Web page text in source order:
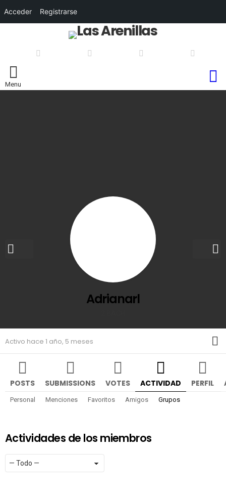
Menu
Adrianarl
Activo hace 1 año, 5 meses
POSTS SUBMISSIONS VOTES ACTIVIDAD PERFIL
Personal Menciones Favoritos Amigos Grupos
Actividades de los miembros
RSS
Mostrar:
Acceder Registrarse